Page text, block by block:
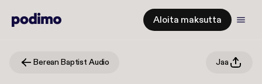
Aloita maksutta
Berean Baptist Audio Jaa